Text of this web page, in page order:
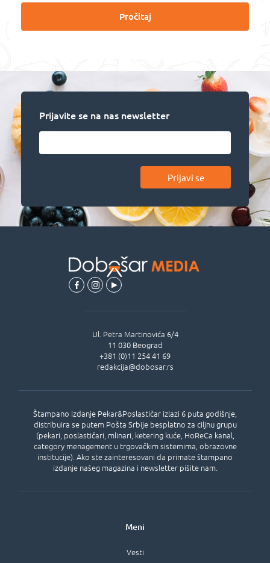
Pročitaj
Prijavite se na nas newsletter
Prijavi se
Štampano izdanje Pekar&Poslastičar izlazi 6 puta godišnje,
distribuira se putem Pošta Srbije besplatno za ciljnu grupu
(pekari, poslastičari, mlinari, ketering kuće, HoReCa kanal,
category menagement u trgovačkim sistemima, obrazovne
institucije). Ako ste zainteresovani da primate štampano
izdanje našeg magazina i newsletter pišite nam.
Ul. Petra Martinovića 6/4
11 030 Beograd
+381 (0)11 254 41 69
redakcija@dobosar.rs
Meni
Vesti